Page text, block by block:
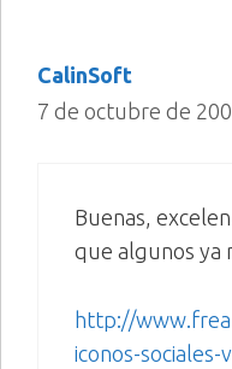
CalinSoft
7 de octubre de
Buenas,
que algunos ya
http://
iconos-sociales-